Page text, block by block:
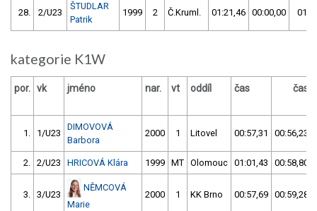
28. 2/U23
ŠTUDLAR
Patrik
1999 2 Č.Kruml. 01:21,46 00:00,00
kategorie K1W
por. vk jméno nar. vt oddíl čas čas
1. 1/U23
DIMOVOVÁ
Barbora
2000 1 Litovel 00:57,31 00:56,23
2. 2/U23 HRICOVÁ Klára 1999 MT Olomouc 01:01,43 00:58,80
3. 3/U23
NĚMCOVÁ
Marie
2000 1 KK Brno 00:57,69 00:59,28